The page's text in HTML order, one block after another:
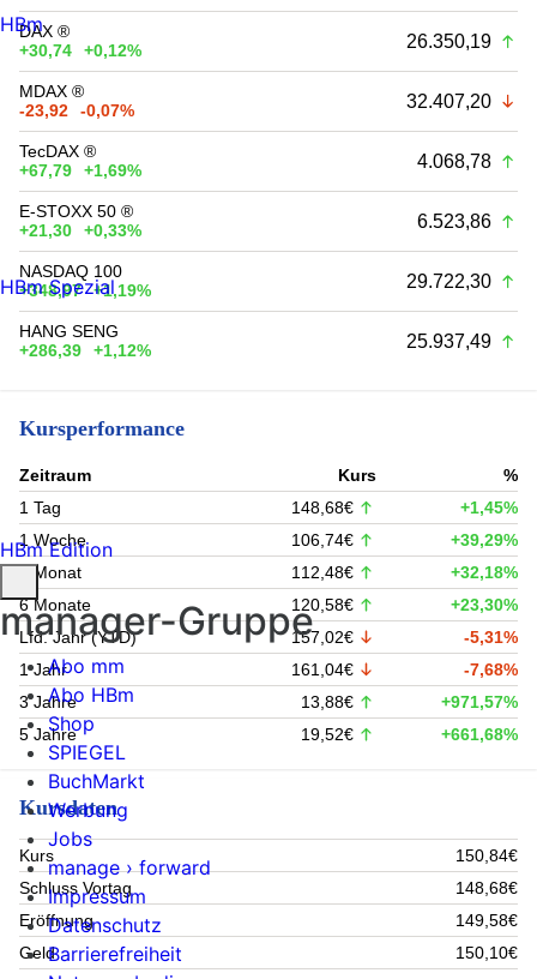
DAX ®
+30,74
+0,12% 26.350,19
MDAX ®
-23,92
-0,07% 32.407,20
TecDAX ®
+67,79
+1,69% 4.068,78
E-STOXX 50 ®
+21,30
+0,33% 6.523,86
NASDAQ 100
+348,97
+1,19% 29.722,30
HANG SENG
+286,39
+1,12% 25.937,49
Kursperformance
Zeitraum Kurs
%
1 Tag
148,68€
+1,45%
1 Woche
106,74€
+39,29%
1 Monat
112,48€
+32,18%
6 Monate
120,58€
+23,30%
Lfd. Jahr (YTD)
157,02€
-5,31%
1 Jahr
161,04€
-7,68%
3 Jahre
13,88€
+971,57%
5 Jahre
19,52€ +661,68%
Kursdaten
Kurs
150,84€
Schluss Vortag
148,68€
Eröffnung
149,58€
Geld
150,10€
HBm
HBm Spezial
HBm Edition
manager-Gruppe
Abo mm
Abo HBm
Shop
SPIEGEL
BuchMarkt
Werbung
Jobs
manage › forward
Impressum
Datenschutz
Barrierefreiheit